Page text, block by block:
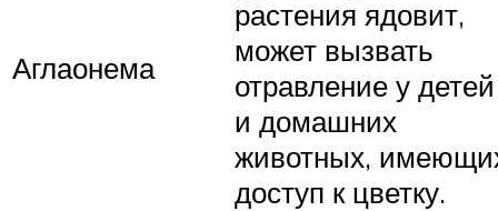
Аглаонема
растения ядовит,
может вызвать
отравление у детей
и домашних
животных,
доступ к цветку.